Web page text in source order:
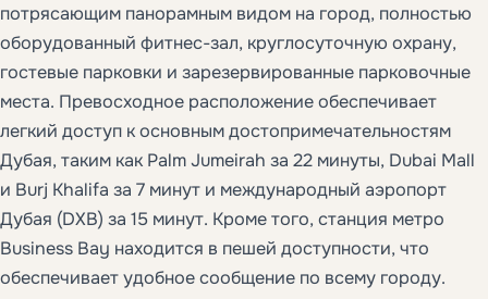
потрясающим панорамным видом на город, полностью
оборудованный фитнес-зал, круглосуточную охрану,
гостевые парковки и зарезервированные парковочные
места. Превосходное расположение обеспечивает
легкий доступ к основным достопримечательностям
Дубая, таким как Palm Jumeirah за 22 минуты, Dubai Mall
и Burj Khalifa за 7 минут и международный аэропорт
Дубая (DXB) за 15 минут. Кроме того, станция метро
Business Bay находится в пешей доступности, что
обеспечивает удобное сообщение по всему городу.